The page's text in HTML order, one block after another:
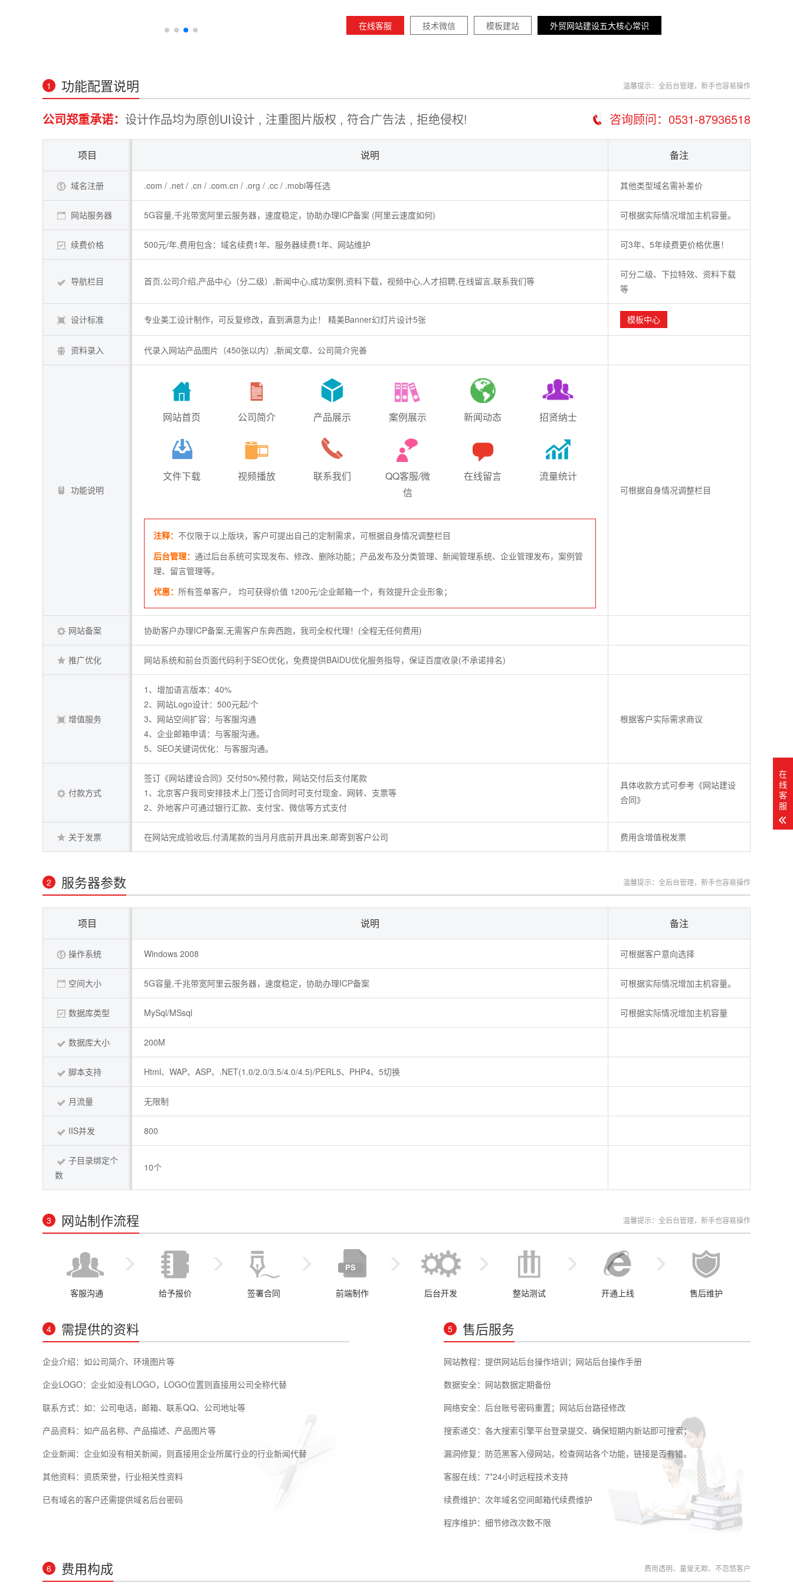
在线客服 技术微信 模板建站 外贸网站建设五大核心常识
温馨提示：全后台管理，新手也容易操作
1 功能配置说明
咨询顾问：0531-87936518
公司郑重承诺： 设计作品均为原创UI设计 , 注重图片版权 , 符合广告法 , 拒绝侵权!
项目 说明 备注
域名注册 .com / .net / .cn / .com.cn / .org / .cc / .mobi等任选 其他类型域名需补差价
网站服务器 5G容量,千兆带宽阿里云服务器，速度稳定，协助办理ICP备案 (阿里云速度如何) 可根据实际情况增加主机容量。
续费价格 500元/年,费用包含：域名续费1年、服务器续费1年、网站维护 可3年、5年续费更价格优惠！
导航栏目 首页,公司介绍,产品中心（分二级）,新闻中心,成功案例,资料下载，视频中心,人才招聘,在线留言,联系我们等
可分二级、下拉特效、资料下载
等
设计标准 专业美工设计制作，可反复修改，直到满意为止！ 精美Banner幻灯片设计5张 模板中心
资料录入 代录入网站产品图片（450张以内）,新闻文章、公司简介完善
功能说明
网站首页 公司简介 产品展示 案例展示 新闻动态 招贤纳士
文件下载 视频播放 联系我们
QQ客服/微
信
在线留言 流量统计
注释： 不仅限于以上版块，客户可提出自己的定制需求，可根据自身情况调整栏目
后台管理： 通过后台系统可实现发布、修改、删除功能；产品发布及分类管理、新闻管理系统、企业管理发布，案例管
理、留言管理等。
优惠： 所有签单客户， 均可获得价值 1200元/企业邮箱一个，有效提升企业形象；
可根据自身情况调整栏目
网站备案 协助客户办理ICP备案,无需客户东奔西跑，我司全权代理！(全程无任何费用)
推广优化 网站系统和前台页面代码利于SEO优化，免费提供BAIDU优化服务指导，保证百度收录(不承诺排名)
增值服务
1、增加语言版本：40%
2、网站Logo设计：500元起/个
3、网站空间扩容：与客服沟通
4、企业邮箱申请：与客服沟通。
5、SEO关键词优化：与客服沟通。
根据客户实际需求商议
付款方式
签订《网站建设合同》交付50%预付款，网站交付后支付尾款
1、北京客户我司安排技术上门签订合同时可支付现金、网转、支票等
2、外地客户可通过银行汇款、支付宝、微信等方式支付
具体收款方式可参考《网站建设
合同》
关于发票 在网站完成验收后,付清尾款的当月月底前开具出来,邮寄到客户公司 费用含增值税发票
温馨提示：全后台管理，新手也容易操作
2 服务器参数
项目 说明 备注
操作系统 Windows 2008 可根据客户意向选择
空间大小 5G容量,千兆带宽阿里云服务器，速度稳定，协助办理ICP备案 可根据实际情况增加主机容量。
数据库类型 MySql/MSsql 可根据实际情况增加主机容量
数据库大小 200M
脚本支持 Html、WAP、ASP、.NET(1.0/2.0/3.5/4.0/4.5)/PERL5、PHP4、5切换
月流量 无限制
IIS并发 800
子目录绑定个
数
10个
温馨提示：全后台管理，新手也容易操作
3 网站制作流程
客服沟通 给予报价 签署合同 前端制作 后台开发 整站测试 开通上线 售后维护
4 需提供的资料
企业介绍：如公司简介、环境图片等
企业LOGO：企业如没有LOGO，LOGO位置则直接用公司全称代替
联系方式：如：公司电话，邮箱、联系QQ、公司地址等
产品资料：如产品名称、产品描述、产品图片等
企业新闻：企业如没有相关新闻，则直接用企业所属行业的行业新闻代替
其他资料：资质荣誉，行业相关性资料
已有域名的客户还需提供域名后台密码
5 售后服务
网站教程：提供网站后台操作培训；网站后台操作手册
数据安全：网站数据定期备份
网络安全：后台账号密码重置；网站后台路径修改
搜索递交：各大搜索引擎平台登录提交、确保短期内新站即可搜索；
漏洞修复：防范黑客入侵网站，检查网站各个功能，链接是否有错。
客服在线：7*24小时远程技术支持
续费维护：次年域名空间邮箱代续费维护
程序维护：细节修改次数不限
费用透明、童叟无欺、不忽悠客户
6 费用构成
在
线
客
服